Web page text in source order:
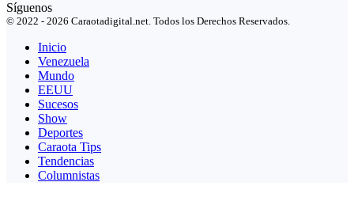
Síguenos
© 2022 - 2026 Caraotadigital.net. Todos los Derechos Reservados.
Inicio
Venezuela
Mundo
EEUU
Sucesos
Show
Deportes
Caraota Tips
Tendencias
Columnistas